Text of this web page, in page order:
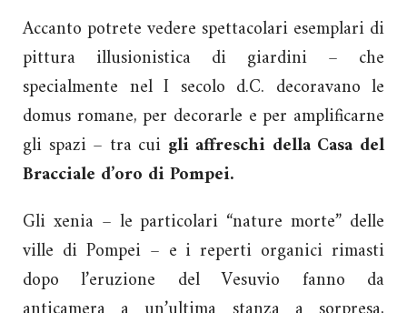
Accanto potrete vedere spettacolari esemplari di
pittura illusionistica di giardini – che
specialmente nel I secolo d.C. decoravano le
domus romane, per decorarle e per amplificarne
gli spazi – tra cui gli affreschi della Casa del
Bracciale d’oro di Pompei.
Gli xenia – le particolari “nature morte” delle
ville di Pompei – e i reperti organici rimasti
dopo l’eruzione del Vesuvio fanno da